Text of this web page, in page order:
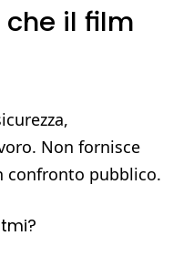
il film
Non fornisce
confronto pubblico.